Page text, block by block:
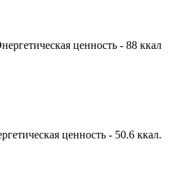
ценность - 88 ккал
ценность - 50.6 ккал.